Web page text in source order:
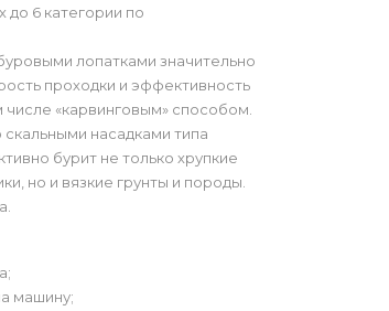
до 6 категории по
лопатками значительно
проходки и эффективность
числе «карвинговым» способом.
насадками типа
бурит не только хрупкие
но и вязкие грунты и породы.
машину;